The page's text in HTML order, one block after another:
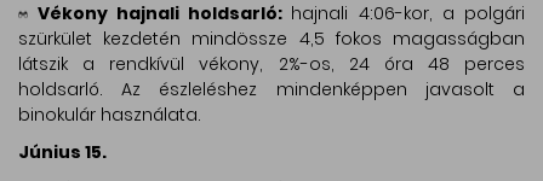
Vékony hajnali holdsarló: hajnali 4:06-kor, a polgári
szürkület kezdetén mindössze 4,5 fokos magasságban
látszik a rendkívül vékony, 2%-os, 24 óra 48 perces
holdsarló. Az észleléshez mindenképpen javasolt a
binokulár használata.
Június 15.